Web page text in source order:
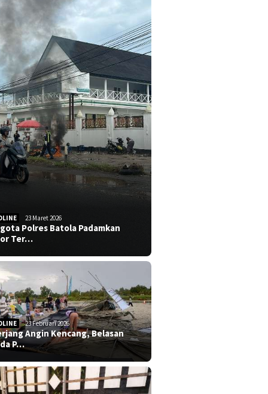
23 Maret 2026
Polres Batola Padamkan
Ter…
23 Februari 2026
Angin Kencang, Belasan
P…